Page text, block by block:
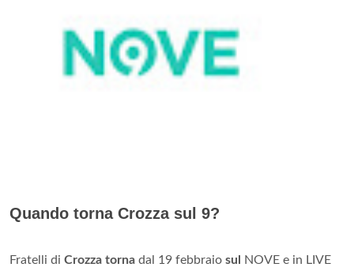
Quando torna Crozza sul 9?
Fratelli di Crozza torna dal 19 febbraio sul
NOVE e in LIVE